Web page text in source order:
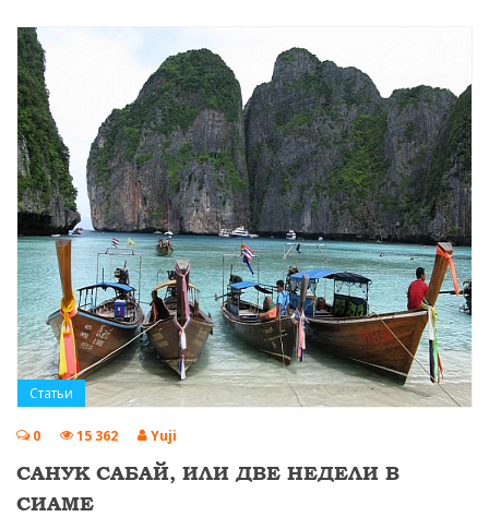
Статьи
0 15 362 Yuji
САНУК САБАЙ, ИЛИ ДВЕ НЕДЕЛИ В
СИАМЕ